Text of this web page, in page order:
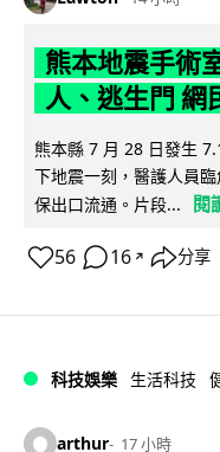
熊本地震手術
人、逃生門 網
熊本縣 7 月 28 日發生
下地震一刻，醫護人員
保出口流通。片段...
閱
56 16 ↗ 分享
科技娛樂 生活科技
arthur 17 小時